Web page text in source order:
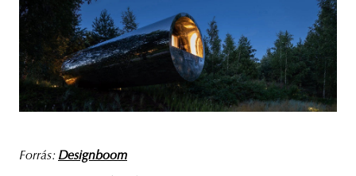
Forrás: Designboom